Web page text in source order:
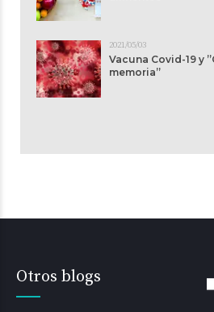
2021/05/03
Vacuna Covid-19 y
memoria”
Otros blogs